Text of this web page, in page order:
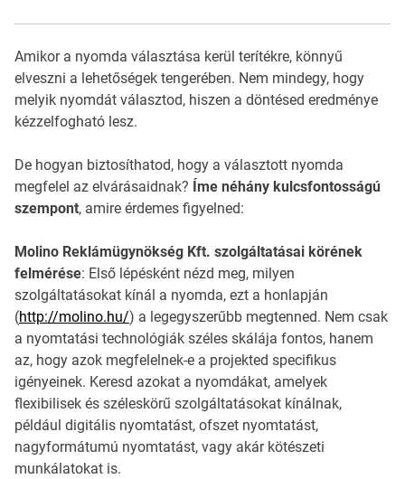
Amikor a nyomda választása kerül terítékre, könnyű
elveszni a lehetőségek tengerében. Nem mindegy, hogy
melyik nyomdát választod, hiszen a döntésed eredménye
kézzelfogható lesz.
De hogyan biztosíthatod, hogy a választott nyomda
megfelel az elvárásaidnak? Íme néhány kulcsfontosságú
szempont, amire érdemes figyelned:
Molino Reklámügynökség Kft. szolgáltatásai körének
felmérése: Első lépésként nézd meg, milyen
szolgáltatásokat kínál a nyomda, ezt a honlapján
(http://molino.hu/) a legegyszerűbb megtenned. Nem csak
a nyomtatási technológiák széles skálája fontos, hanem
az, hogy azok megfelelnek-e a projekted specifikus
igényeinek. Keresd azokat a nyomdákat, amelyek
flexibilisek és széleskörű szolgáltatásokat kínálnak,
például digitális nyomtatást, ofszet nyomtatást,
nagyformátumú nyomtatást, vagy akár kötészeti
munkálatokat is.